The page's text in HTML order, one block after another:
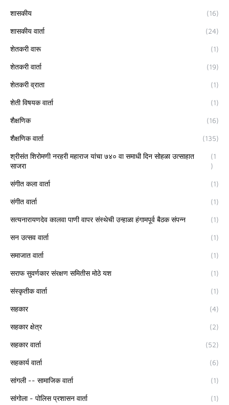
शासकीय (16)
शासकीय वार्ता (24)
शेतकरी वारू (1)
शेतकरी वार्ता (19)
शेतकरी व्राता (1)
शेती विषयक वार्ता (1)
शैक्षणिक (16)
शैक्षणिक वार्ता (135)
श्रीसंत शिरोमणी नरहरी महाराज यांचा ७४० वा समाधी दिन सोहळा उत्साहात
साजरा
(1
)
संगीत कला वार्ता (1)
संगीत वार्ता (1)
सत्यनारायणदेव कालवा पाणी वापर संस्थेची उन्हाळा हंगामपूर्व बैठक संपन्न (1)
सन उत्सव वार्ता (1)
समाजात वार्ता (1)
सराफ सुवर्णकार संरक्षण समितीस मोठे यश (1)
संस्कृतीक वार्ता (1)
सहकार (4)
सहकार क्षेत्र (2)
सहकार वार्ता (52)
सहकार्य वार्ता (6)
सांगली -- सामाजिक वार्ता (1)
सांगोला - पोलिस प्रशासन वार्ता (1)